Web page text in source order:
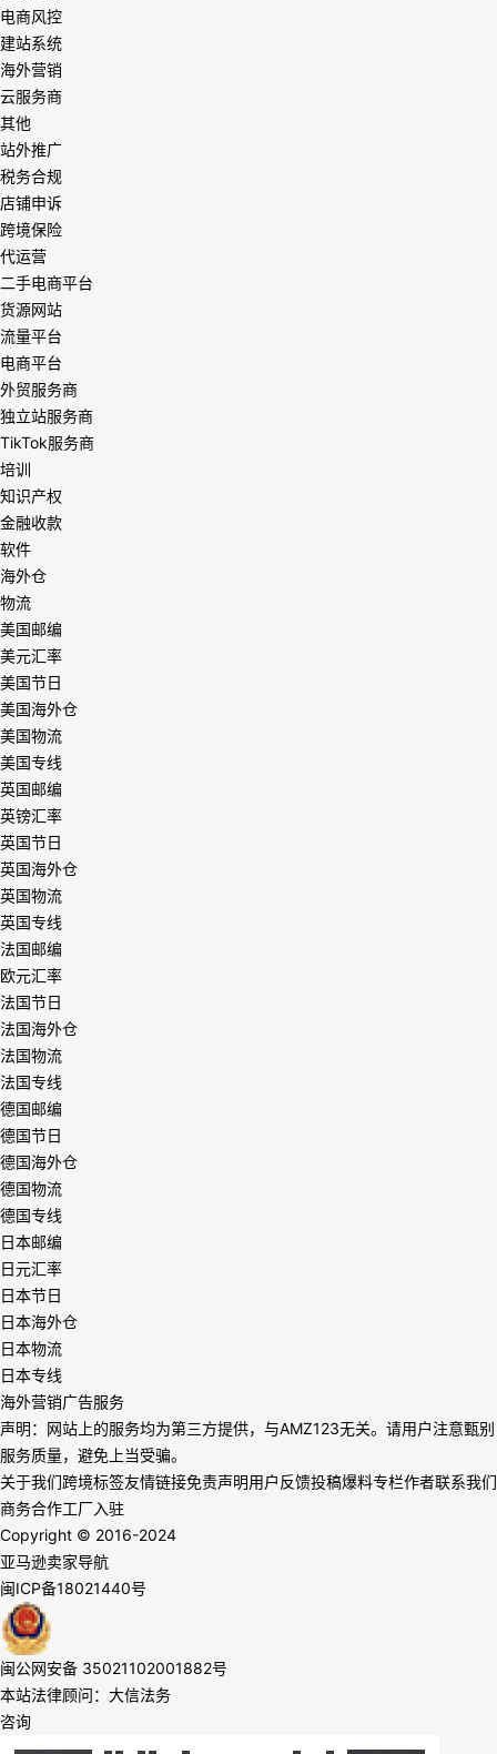
电商风控
建站系统
海外营销
云服务商
其他
站外推广
税务合规
店铺申诉
跨境保险
代运营
二手电商平台
货源网站
流量平台
电商平台
外贸服务商
独立站服务商
TikTok服务商
培训
知识产权
金融收款
软件
海外仓
物流
美国邮编
美元汇率
美国节日
美国海外仓
美国物流
美国专线
英国邮编
英镑汇率
英国节日
英国海外仓
英国物流
英国专线
法国邮编
欧元汇率
法国节日
法国海外仓
法国物流
法国专线
德国邮编
德国节日
德国海外仓
德国物流
德国专线
日本邮编
日元汇率
日本节日
日本海外仓
日本物流
日本专线
海外营销广告服务
声明：网站上的服务均为第三方提供，与AMZ123无关。请用户注意甄别
服务质量，避免上当受骗。
关于我们跨境标签友情链接免责声明用户反馈投稿爆料专栏作者联系我们
商务合作工厂入驻
Copyright © 2016-2024
亚马逊卖家导航
闽ICP备18021440号
闽公网安备 35021102001882号
本站法律顾问：大信法务
咨询